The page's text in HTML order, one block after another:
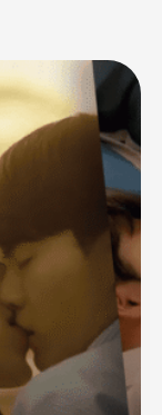
adolescentes
a